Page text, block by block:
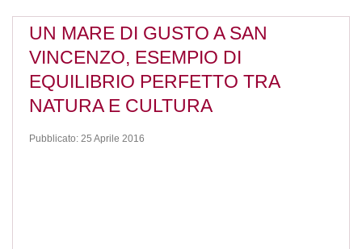
UN MARE DI GUSTO A SAN
VINCENZO, ESEMPIO DI
EQUILIBRIO PERFETTO TRA
NATURA E CULTURA
Pubblicato: 25 Aprile 2016